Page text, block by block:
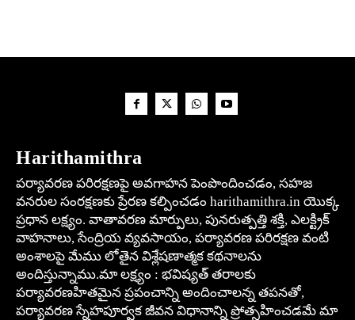
Harithamithra
పర్యావరణ పరిరక్షణపై అవగాహన పెంపొందించడం, సహజ
వనరుల సంరక్షణకు ప్రేరణ కల్పించడం harithamithra.in యొక్క
ప్రధాన లక్ష్యం. వాతావరణ మార్పులు, పునరుత్పత్తి శక్తి, ఎలక్ట్రిక్
వాహనాలు, సేంద్రియ వ్యవసాయం, పర్యావరణ పరిరక్షణ వంటి
అంశాలపై మేము లోతైన విశ్లేషణాత్మక కథనాలను
అందిస్తున్నాము.మా లక్ష్యం : భవిష్యత్ తరాలకు
పర్యావరణహితమైన ప్రపంచాన్ని అందించాలన్న తపనతో,
పర్యావరణ స్నేహపూర్వక జీవన విధానాన్ని ప్రోత్సహించడమే మా